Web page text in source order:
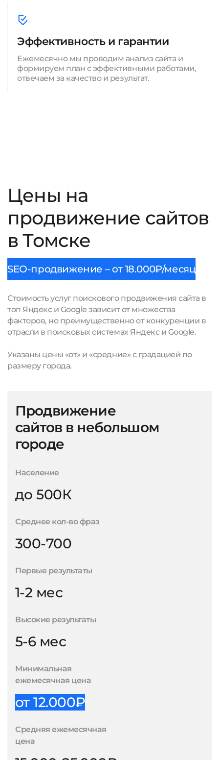
Эффективность и гарантии
Ежемесячно мы проводим анализ сайта и
формируем план с эффективными работами,
отвечаем за качество и результат.
Цены на
продвижение сайтов
в Томске
SEO-продвижение – от 18.000₽/месяц
Стоимость услуг поискового продвижения сайта в
топ Яндекс и Google зависит от множества
факторов, но преимущественно от конкуренции в
отрасли в поисковых системах Яндекс и Google.
Указаны цены «от» и «средние» с градацией по
размеру города.
Продвижение
сайтов в небольшом
городе
Население
до 500К
Среднее кол-во фраз
300-700
Первые результаты
1-2 мес
Высокие результаты
5-6 мес
Минимальная
ежемесячная цена
от 12.000₽
Средняя ежемесячная
цена